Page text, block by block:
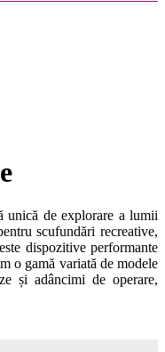
unică de explorare a lumii
scufundări recreative,
dispozitive performante
o gamă variată de modele
și adâncimi de operare,